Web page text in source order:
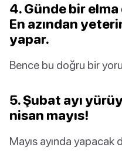
4. Günde bir
En azından
yapar.
Bence bu doğru bir
5. Şubat ayı
nisan mayıs!
Mayıs ayında yapacak